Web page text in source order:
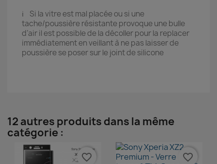
ℹ️ Si la vitre est mal placée ou si une
tache/poussière résistante provoque une bulle
d’air il est possible de la décoller pour la replacer
immédiatement en veillant à ne pas laisser de
poussière se poser sur le joint de silicone
12 autres produits dans la même
catégorie :
favorite_border favorite_border